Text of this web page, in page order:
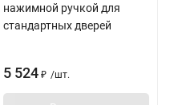
нажимной ручкой для
стандартных дверей
5 524 ₽ /шт.